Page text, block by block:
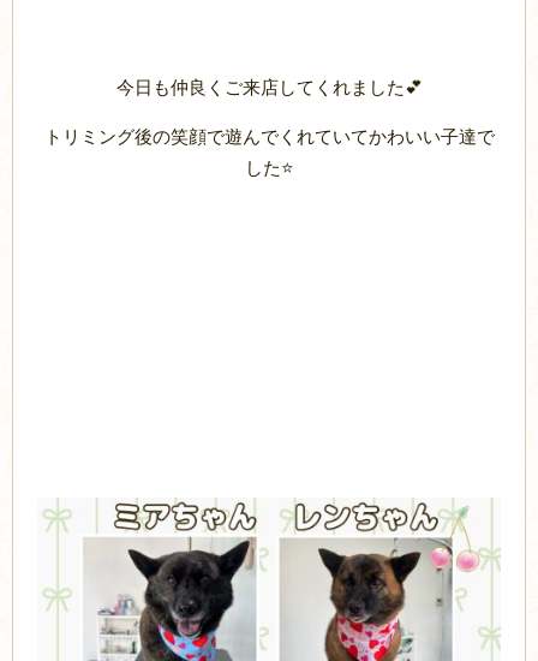
今日も仲良くご来店してくれました💕
トリミング後の笑顔で遊んでくれていてかわいい子達で
した⭐